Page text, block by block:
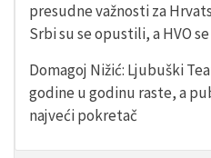
presudne važnosti za
Srbi su se opustili, a HVO
Domagoj Nižić: Ljubuški
godine u godinu raste, a
najveći pokretač